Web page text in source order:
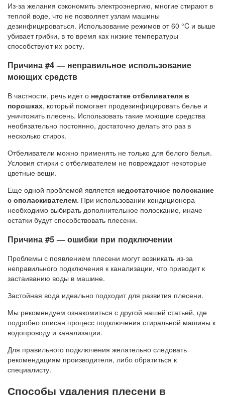
Из-за желания сэкономить электроэнергию, многие стирают в
теплой воде, что не позволяет узлам машины
дезинфицироваться. Использование режимов от 60 °C и выше
убивает грибки, в то время как низкие температуры
способствуют их росту.
Причина #4 — неправильное использование
моющих средств
В частности, речь идет о недостатке отбеливателя в
порошках, который помогает продезинфицировать белье и
уничтожить плесень. Использовать такие моющие средства
необязательно постоянно, достаточно делать это раз в
несколько стирок.
Отбеливатели можно применять не только для белого белья.
Условия стирки с отбеливателем не повреждают некоторые
цветные вещи.
Еще одной проблемой является недостаточное полоскание
с ополаскивателем. При использовании кондиционера
необходимо выбирать дополнительное полоскание, иначе
остатки будут способствовать плесени.
Причина #5 — ошибки при подключении
Проблемы с появлением плесени могут возникать из-за
неправильного подключения к канализации, что приводит к
застаиванию воды в машине.
Застойная вода идеально подходит для развития плесени.
Мы рекомендуем ознакомиться с другой нашей статьей, где
подробно описан процесс подключения стиральной машины к
водопроводу и канализации.
Для правильного подключения желательно следовать
рекомендациям производителя, либо обратиться к
специалисту.
Способы удаления плесени в